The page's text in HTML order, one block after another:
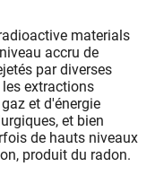
materials
accru de
par diverses
extractions
et d'énergie
et bien
de hauts niveaux
produit du radon.